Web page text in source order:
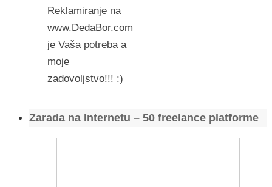
Reklamiranje na
www.DedaBor.com
je Vaša potreba a
moje
zadovoljstvo!!! :)
Zarada na Internetu – 50 freelance platforme